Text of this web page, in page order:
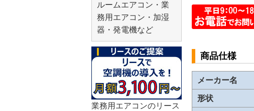
ルームエアコン・業
務用エアコン・加湿
器・発電機など
業務用エアコンのリース
商品仕様
メーカー名
形状